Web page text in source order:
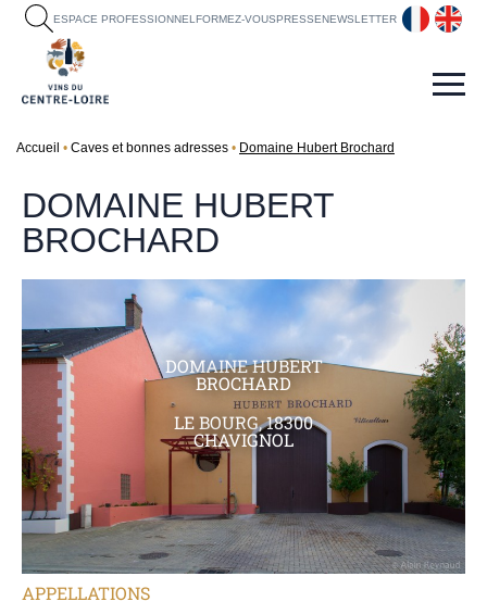
ESPACE PROFESSIONNEL FORMEZ-VOUSPRESSENEWSLETTER fr en
Accueil Caves et bonnes adresses Domaine Hubert Brochard
DOMAINE HUBERT
BROCHARD
DOMAINE HUBERT
BROCHARD
LE BOURG, 18300
CHAVIGNOL
APPELLATIONS